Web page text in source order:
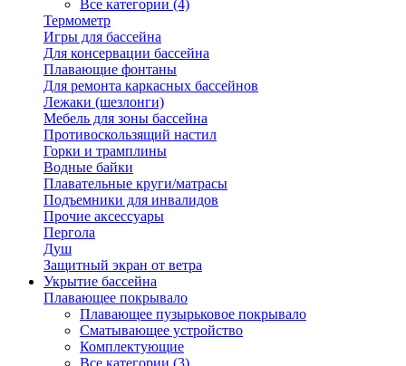
Все категории (4)
Термометр
Игры для бассейна
Для консервации бассейна
Плавающие фонтаны
Для ремонта каркасных бассейнов
Лежаки (шезлонги)
Мебель для зоны бассейна
Противоскользящий настил
Горки и трамплины
Водные байки
Плавательные круги/матрасы
Подъемники для инвалидов
Прочие аксессуары
Пергола
Душ
Защитный экран от ветра
Укрытие бассейна
Плавающее покрывало
Плавающее пузырьковое покрывало
Сматывающее устройство
Комплектующие
Все категории (3)